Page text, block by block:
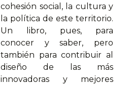
cohesión social, la cultura y
la política de este territorio.
Un libro, pues, para
conocer y saber, pero
también para contribuir al
diseño de las más
innovadoras y mejores